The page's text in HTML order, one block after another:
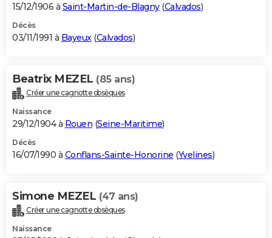
15/12/1906 à Saint-Martin-de-Blagny(Calvados)
Décès
03/11/1991 à Bayeux(Calvados)
Beatrix MEZEL (85 ans)
Créer une cagnotte obsèques
Naissance
29/12/1904 à Rouen (Seine-Maritime)
Décès
16/07/1990 à Conflans-Sainte-Honorine (Yvelines)
Simone MEZEL (47 ans)
Créer une cagnotte obsèques
Naissance